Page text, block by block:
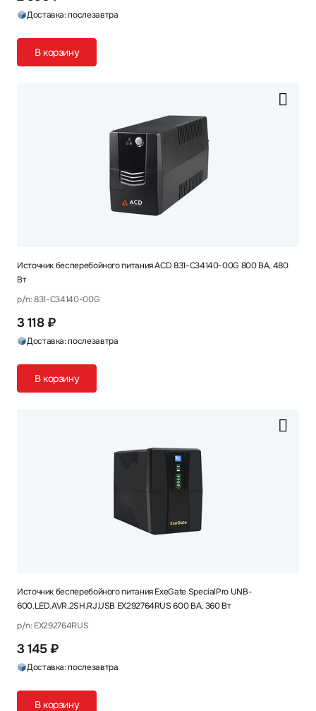
Доставка: послезавтра
В корзину
Источник бесперебойного питания ACD 831-C34140-00G 800 ВА, 480
Вт
p/n: 831-C34140-00G
3 118 ₽
Доставка: послезавтра
В корзину
Источник бесперебойного питания ExeGate SpecialPro UNB-
600.LED.AVR.2SH.RJ.USB EX292764RUS 600 ВА, 360 Вт
p/n: EX292764RUS
3 145 ₽
Доставка: послезавтра
В корзину